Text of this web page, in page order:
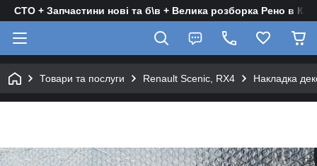
СТО + Запчастини нові та б\в + Велика розборка Рено в
Товари та послуги Renault Scenic, RX4 Накладка